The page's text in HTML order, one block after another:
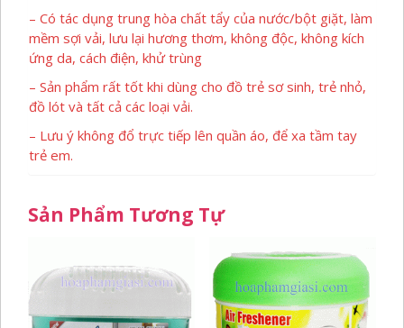
– Có tác dụng trung hòa chất tẩy của nước/bột giặt, làm
mềm sợi vải, lưu lại hương thơm, không độc, không kích
ứng da, cách điện, khử trùng
– Sản phẩm rất tốt khi dùng cho đồ trẻ sơ sinh, trẻ nhỏ,
đồ lót và tất cả các loại vải.
– Lưu ý không đổ trực tiếp lên quần áo, để xa tầm tay
trẻ em.
Sản Phẩm Tương Tự